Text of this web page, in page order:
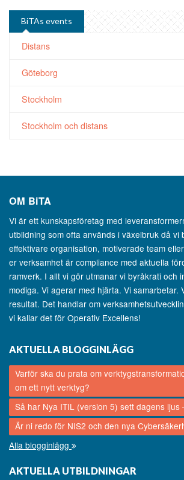
BiTAs events
Distans
Göteborg
Stockholm
Stockholm och distans
OM BiTA
Vi är ett kunskapsföretag med
utbildning som ofta används i växelbruk då vi
effektivare organisation, motiverade team
er verksamhet är compliance med aktuella
ramverk. I allt vi gör utmanar vi byråkrati och
modiga. Vi agerar med hjärta. Vi samarbetar.
resultat. Det handlar om
vi kallar det för Operativ Excellens!
AKTUELLA BLOGGINLÄGG
Varför ska du prata om
om ett nytt verktyg?
Så har Nya ITIL (version 5) sett dagens ljus
Är ni redo för NIS2 och den nya
Alla blogginlägg
AKTUELLA UTBILDNINGAR